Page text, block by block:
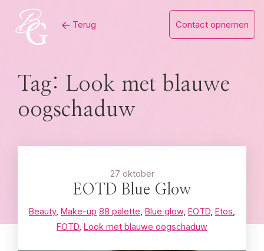
content
Terug Contact opnemen
Tag: Look met blauwe
oogschaduw
27 oktober
EOTD Blue Glow
Beauty, Make-up 88 palette Blue glow, EOTD Etos
FOTD Look met blauwe oogschaduw